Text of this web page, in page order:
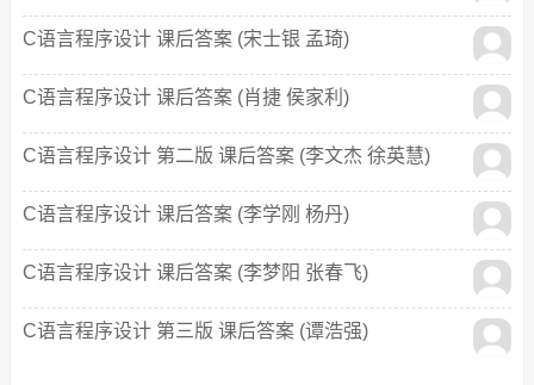
C语言程序设计 课后答案 (宋士银 孟琦)
C语言程序设计 课后答案 (肖捷 侯家利)
C语言程序设计 第二版 课后答案 (李文杰 徐英慧)
C语言程序设计 课后答案 (李学刚 杨丹)
C语言程序设计 课后答案 (李梦阳 张春飞)
C语言程序设计 第三版 课后答案 (谭浩强)